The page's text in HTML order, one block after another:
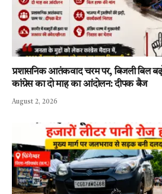
प्रशासनिक आतंकवाद चरम पर, बिजली बिल
कांग्रेस का दो माह का आंदोलन: दीपक बैज
August 2, 2026